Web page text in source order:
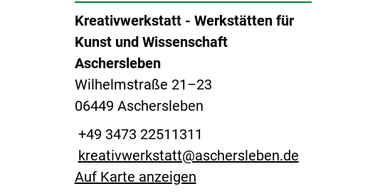
Kreativwerkstatt - Werkstätten für
Kunst und Wissenschaft
Aschersleben
Wilhelmstraße 21–23
06449 Aschersleben
+49 3473 22511311
kreativwerkstatt@aschersleben.de
Auf Karte anzeigen